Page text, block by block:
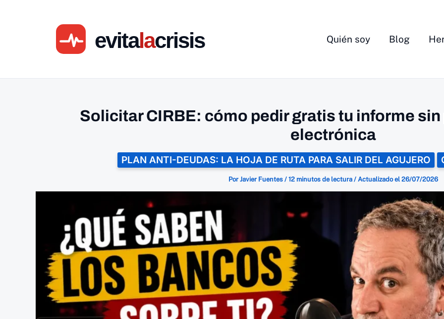
Quién soy Blog
Solicitar CIRBE: cómo pedir gratis tu informe
electrónica
PLAN ANTI-DEUDAS: LA HOJA DE RUTA PARA SALIR DEL AGUJERO
PorJavier Fuentes / 12 minutos de lectura/ Actualizado el 26/07/2026